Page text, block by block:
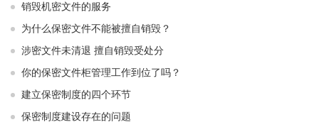
销毁机密文件的服务
为什么保密文件不能被擅自销毁？
涉密文件未清退 擅自销毁受处分
你的保密文件柜管理工作到位了吗？
建立保密制度的四个环节
保密制度建设存在的问题